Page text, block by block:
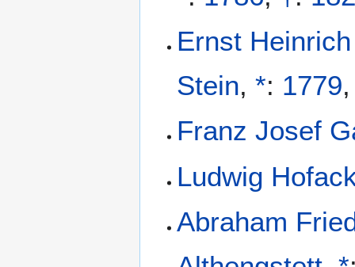
Ernst
Stein,*: 1779
Franz Josef
Ludwig
Abraham